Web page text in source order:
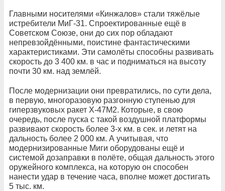
Главными носителями «Кинжалов» стали тяжёлые
истребители МиГ-31. Спроектированные ещё в
Советском Союзе, они до сих пор обладают
непревзойдёнными, поистине фантастическими
характеристиками. Эти самолёты способны развивать
скорость до 3 400 км. в час и подниматься на высоту
почти 30 км. над землёй.
После модернизации они превратились, по сути дела,
в первую, многоразовую разгонную ступенью для
гиперзвуковых ракет Х-47М2. Которые, в свою
очередь, после пуска с такой воздушной платформы
развивают скорость более 3-х км. в сек. и летят на
дальность более 2 000 км. А учитывая, что
модернизированные Миги оборудованы ещё и
системой дозаправки в полёте, общая дальность этого
оружейного комплекса, на которую он способен
нанести удар в течение часа, вполне может достигать
5 тыс. км.